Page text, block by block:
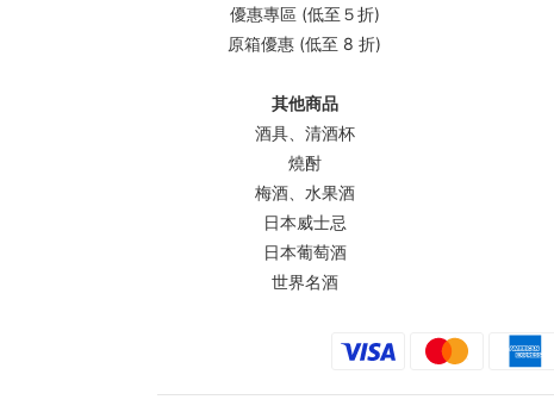
優惠專區 (低至５折)
原箱優惠 (低至 8 折)
其他商品
酒具、清酒杯
燒酎
梅酒、水果酒
日本威士忌
日本葡萄酒
世界名酒